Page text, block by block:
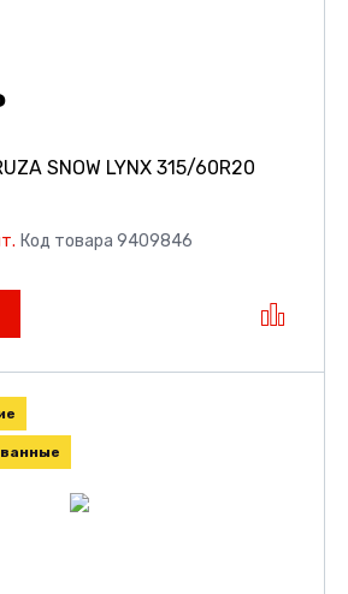
SNOW LYNX 315/60R20
Код товара 9409846